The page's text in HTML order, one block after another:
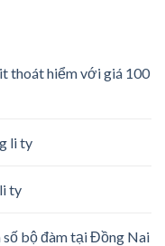
thoát hiểm với giá 100
li ty
ty
số bộ đàm tại Đồng Nai